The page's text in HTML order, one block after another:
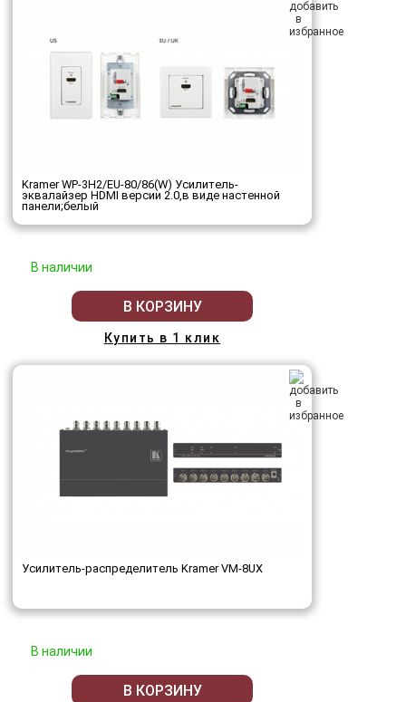
Kramer WP-3H2/EU-80/86(W) Усилитель-
эквалайзер HDMI версии 2.0,в виде настенной
панели;белый
В наличии
В КОРЗИНУ
Купить в 1 клик
Усилитель-распределитель Kramer VM-8UX
В наличии
В КОРЗИНУ